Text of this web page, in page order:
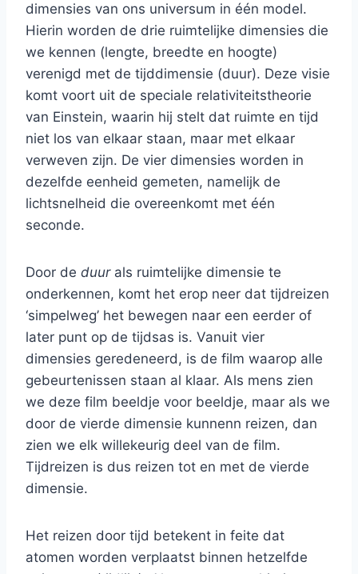
dimensies van ons universum in één model.
Hierin worden de drie ruimtelijke dimensies die
we kennen (lengte, breedte en hoogte)
verenigd met de tijddimensie (duur). Deze visie
komt voort uit de speciale relativiteitstheorie
van Einstein, waarin hij stelt dat ruimte en tijd
niet los van elkaar staan, maar met elkaar
verweven zijn. De vier dimensies worden in
dezelfde eenheid gemeten, namelijk de
lichtsnelheid die overeenkomt met één
seconde.
Door de duur als ruimtelijke dimensie te
onderkennen, komt het erop neer dat tijdreizen
‘simpelweg’ het bewegen naar een eerder of
later punt op de tijdsas is. Vanuit vier
dimensies geredeneerd, is de film waarop alle
gebeurtenissen staan al klaar. Als mens zien
we deze film beeldje voor beeldje, maar als we
door de vierde dimensie kunnenn reizen, dan
zien we elk willekeurig deel van de film.
Tijdreizen is dus reizen tot en met de vierde
dimensie.
Het reizen door tijd betekent in feite dat
atomen worden verplaatst binnen hetzelfde